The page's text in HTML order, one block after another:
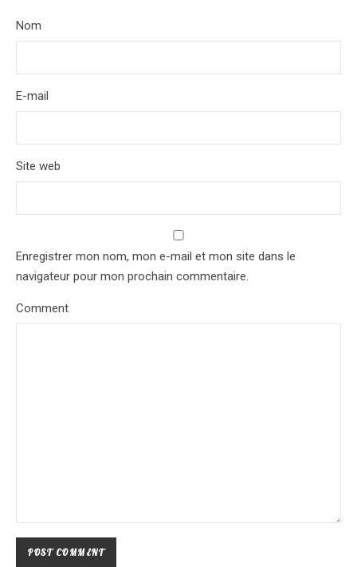
Nom
E-mail
Site web
Enregistrer mon nom, mon e-mail et mon site dans le
navigateur pour mon prochain commentaire.
Comment